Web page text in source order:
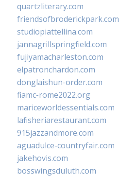
quartzliterary.com
friendsofbroderickpark.com
studiopiattellina.com
jannagrillspringfield.com
fujiyamacharleston.com
elpatronchardon.com
donglaishun-order.com
fiamc-rome2022.org
mariceworldessentials.com
lafisheriarestaurant.com
915jazzandmore.com
aguadulce-countryfair.com
jakehovis.com
bosswingsduluth.com